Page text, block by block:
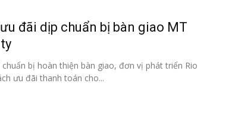
đãi dịp chuẩn bị bàn giao MT
bị hoàn thiện bàn giao, đơn vị phát triển Rio
ưu đãi thanh toán cho...